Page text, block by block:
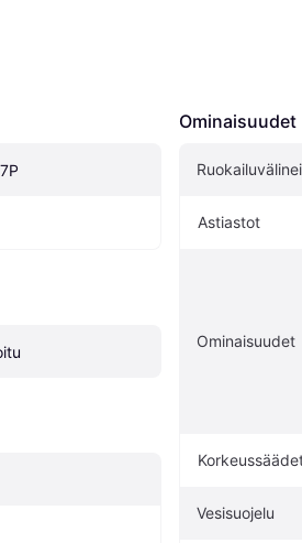
Ominaisuudet
Astiastot
Ominaisuudet
Vesisuojelu